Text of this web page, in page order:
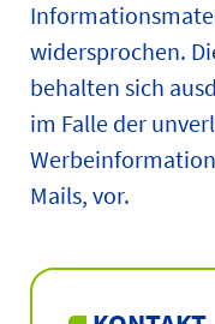
widersprochen.
behalten sich
im Falle der
Mails, vor.